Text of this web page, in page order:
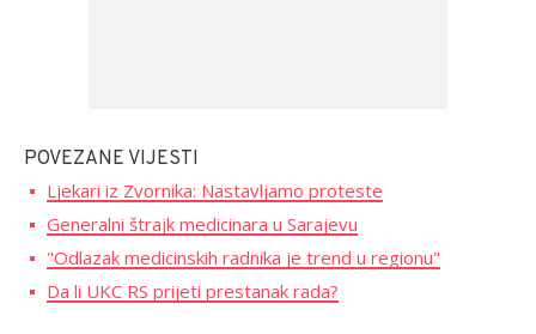
POVEZANE VIJESTI
Ljekari iz Zvornika: Nastavljamo proteste
Generalni štrajk medicinara u Sarajevu
"Odlazak medicinskih radnika je trend u regionu"
Da li UKC RS prijeti prestanak rada?